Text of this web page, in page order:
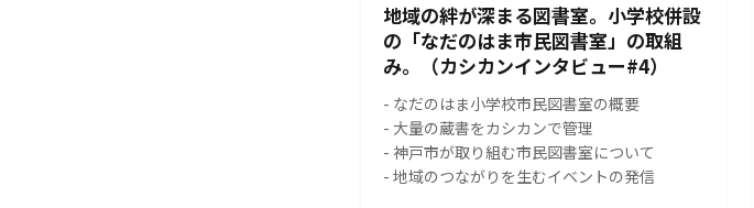
地域の絆が深まる図書室。小学校併設
の「なだのはま市民図書室」の取組
み。（カシカンインタビュー#4）
- なだのはま小学校市民図書室の概要
- 大量の蔵書をカシカンで管理
- 神戸市が取り組む市民図書室について
- 地域のつながりを生むイベントの発信